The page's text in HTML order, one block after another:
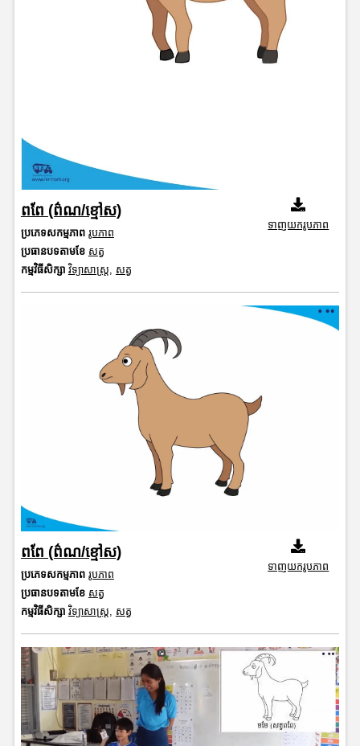
ពពែ (ព៌ណ/ខ្មៅស)
ប្រភេទសកម្មភាព រូបភាព
ប្រធានបទតាមខែ សត្វ
កម្មវិធីសិក្សា វិទ្យាសាស្រ្ត, សត្វ
ទាញយករូបភាព
ពពែ (ព៌ណ/ខ្មៅស)
ប្រភេទសកម្មភាព រូបភាព
ប្រធានបទតាមខែ សត្វ
កម្មវិធីសិក្សា វិទ្យាសាស្រ្ត សត្វ
ទាញយករូបភាព